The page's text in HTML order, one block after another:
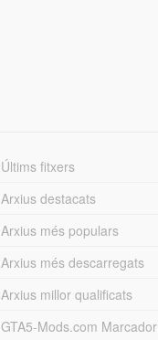
Últims fitxers
Arxius destacats
Arxius més populars
Arxius més descarregats
Arxius millor qualificats
GTA5-Mods.com Marcador